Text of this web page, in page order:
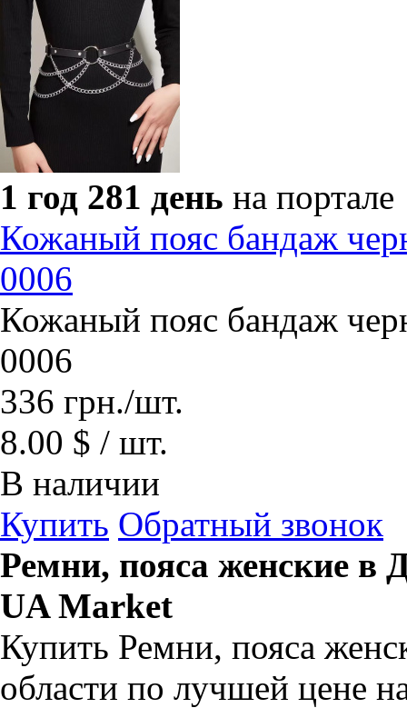
1 год 281 день на портале
Кожаный пояс бандаж
0006
Кожаный пояс бандаж
0006
336 грн./шт.
8.00 $ / шт.
В наличии
Купить Обратный звонок
Ремни, пояса женские в
UA Market
Купить Ремни, пояса
области по лучшей цене